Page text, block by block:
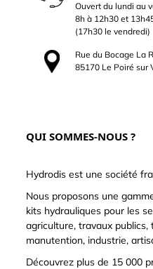
Ouvert du lundi au
8h à 12h30 et
(17h30 le vendredi)
Rue du Bocage La
85170 Le Poiré sur
QUI SOMMES-NOUS ?
Hydrodis est une société
Nous proposons une
kits hydrauliques pour les
agriculture, travaux
manutention, industrie,
Découvrez plus de 15 000